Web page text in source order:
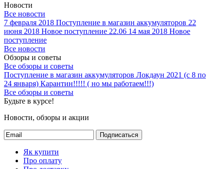
Новости
Все новости
7 февраля 2018 Поступление в магазин аккумуляторов 22
июня 2018 Новое поступление 22.06 14 мая 2018 Новое
поступление
Все новости
Обзоры и советы
Все обзоры и советы
Поступление в магазин аккумуляторов Локдаун 2021 (с 8 по
24 января) Карантин!!!!! ( но мы работаем!!!)
Все обзоры и советы
Будьте в курсе!
Новости, обзоры и акции
Подписаться
Як купити
Про оплату